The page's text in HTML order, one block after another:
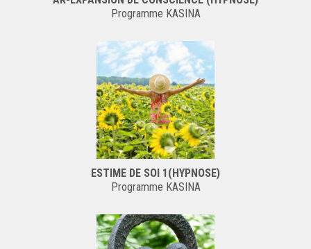
Programme KASINA
ESTIME DE SOI 1(HYPNOSE)
Programme KASINA